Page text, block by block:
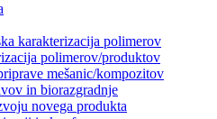
karakterizacija polimerov
polimerov/produktov
mešanic/kompozitov
in biorazgradnje
novega produkta